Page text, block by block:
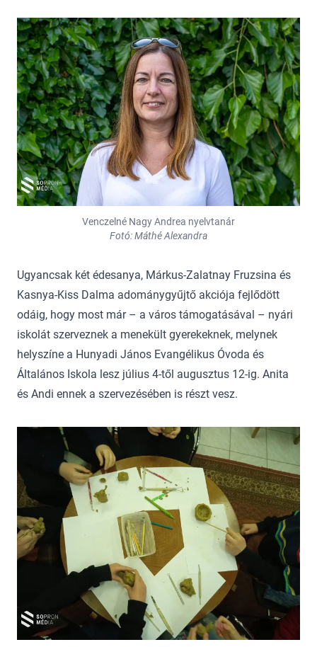
Venczelné Nagy Andrea nyelvtanár
Fotó: Máthé Alexandra
Ugyancsak két édesanya, Márkus-Zalatnay Fruzsina és
Kasnya-Kiss Dalma adománygyűjtő akciója fejlődött
odáig, hogy most már – a város támogatásával – nyári
iskolát szerveznek a menekült gyerekeknek, melynek
helyszíne a Hunyadi János Evangélikus Óvoda és
Általános Iskola lesz július 4-től augusztus 12-ig. Anita
és Andi ennek a szervezésében is részt vesz.